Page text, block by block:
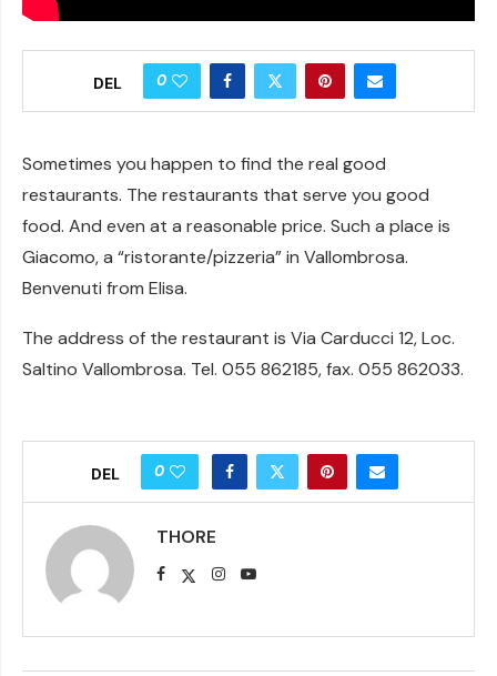
DEL 0
Sometimes you happen to find the real good
restaurants. The restaurants that serve you good
food. And even at a reasonable price. Such a place is
Giacomo, a “ristorante/pizzeria” in Vallombrosa.
Benvenuti from Elisa.
The address of the restaurant is Via Carducci 12, Loc.
Saltino Vallombrosa. Tel. 055 862185, fax. 055 862033.
DEL 0
THORE